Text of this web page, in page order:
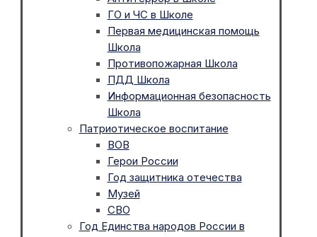
ГО и ЧС в Школе
Первая медицинская помощь
Школа
Противопожарная Школа
ПДД Школа
Информационная безопасность
Школа
Патриотическое воспитание
ВОВ
Герои России
Год защитника отечества
Музей
СВО
Год Единства народов России в